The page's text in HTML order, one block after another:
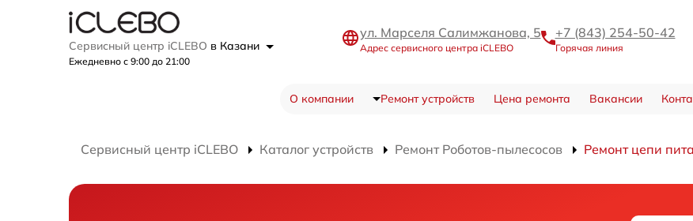
Сервисный центр iCLEBO в Казани
Ежедневно с 9:00 до 21:00
ул. Марселя Салимжанова, 5
Адрес сервисного центра iCLEBO
+7 (843) 254-50-42
Горячая линия
О компании Ремонт устройств Цена ремонта Вакансии
Сервисный центр iCLEBO Каталог устройств Ремонт Роботов-пылесосов Ремонт цепи